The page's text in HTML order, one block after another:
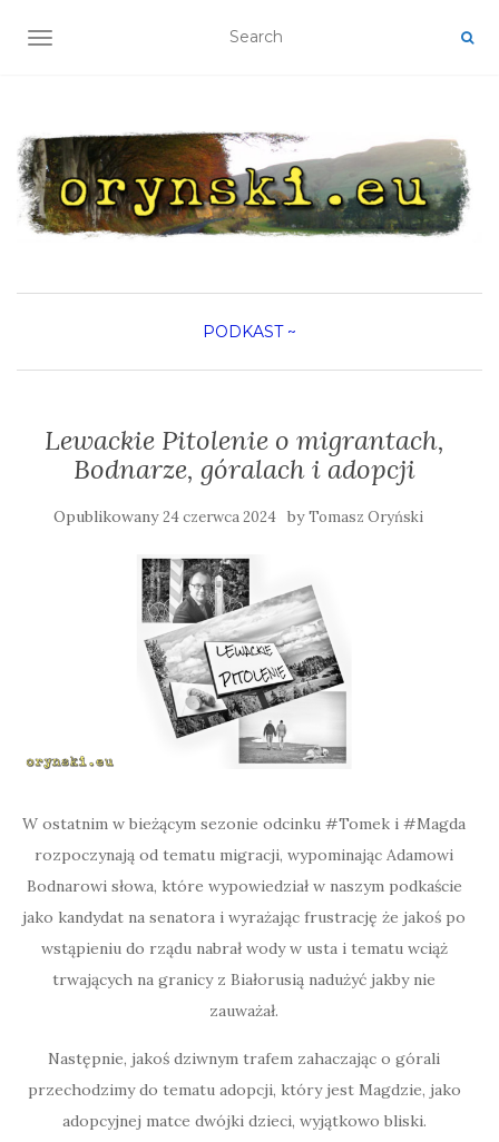
TOGGLE NAVIGATION
PODKAST ~
Lewackie Pitolenie o migrantach,
Bodnarze, góralach i adopcji
Opublikowany24 czerwca 2024 byTomasz Oryński
W ostatnim w bieżącym sezonie odcinku #Tomek i #Magda
rozpoczynają od tematu migracji, wypominając Adamowi
Bodnarowi słowa, które wypowiedział w naszym podkaście
jako kandydat na senatora i wyrażając frustrację że jakoś po
wstąpieniu do rządu nabrał wody w usta i tematu wciąż
trwających na granicy z Białorusią nadużyć jakby nie
zauważał.
Następnie, jakoś dziwnym trafem zahaczając o górali
przechodzimy do tematu adopcji, który jest Magdzie, jako
adopcyjnej matce dwójki dzieci, wyjątkowo bliski.